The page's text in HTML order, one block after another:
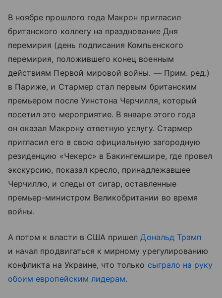
В ноябре прошлого года Макрон пригласил
британского коллегу на празднование Дня
перемирия (день подписания Компьенского
перемирия, положившего конец военным
действиям Первой мировой войны. — Прим. ред.)
в Париже, и Стармер стал первым британским
премьером после Уинстона Черчилля, который
посетил это мероприятие. В январе этого года
он оказал Макрону ответную услугу. Стармер
пригласил его в свою официальную загородную
резиденцию «Чекерс» в Бакингемшире, где провел
экскурсию, показал кресло, принадлежавшее
Черчиллю, и следы от сигар, оставленные
премьер-министром Великобритании во время
войны.
А потом к власти в США пришел Дональд Трамп
и начал продвигаться к мирному урегулированию
конфликта на Украине, что только сыграло на руку
обоим европейским лидерам.